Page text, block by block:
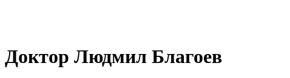
Доктор Людмил Благоев